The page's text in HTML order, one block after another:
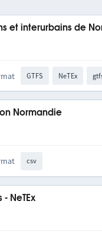
et interurbains de
GTFS NeTEx
Normandie
csv
NeTEx